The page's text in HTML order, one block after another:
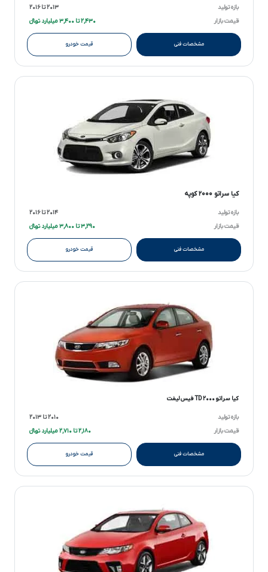
بازه تولید
۲۰۱۳ تا ۲۰۱۶
قیمت بازار
۲,۴۳۰ تا ۳,۴۰۰ میلیارد تومانءءء
مشخصات فنی قیمت خودرو
کیا سراتو ۲۰۰۰ کوپه
بازه تولید
۲۰۱۴ تا ۲۰۱۶
قیمت بازار
۳,۲۹۰ تا ۳,۸۰۰ میلیارد تومانءءء
مشخصات فنی قیمت خودرو
کیا سراتو ۲۰۰۰ TD فیس لیفت
بازه تولید
۲۰۱۰ تا ۲۰۱۳
قیمت بازار
۲,۱۸۰ تا ۲,۷۱۰ میلیارد تومانءءء
مشخصات فنی قیمت خودرو